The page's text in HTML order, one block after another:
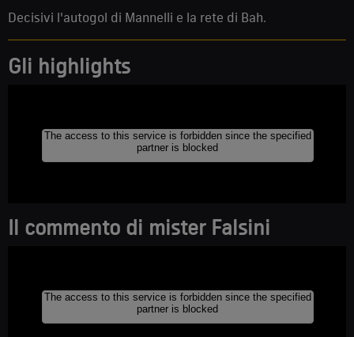
Decisivi l'autogol di Mannelli e la rete di Bah.
Gli highlights
Il commento di mister Falsini